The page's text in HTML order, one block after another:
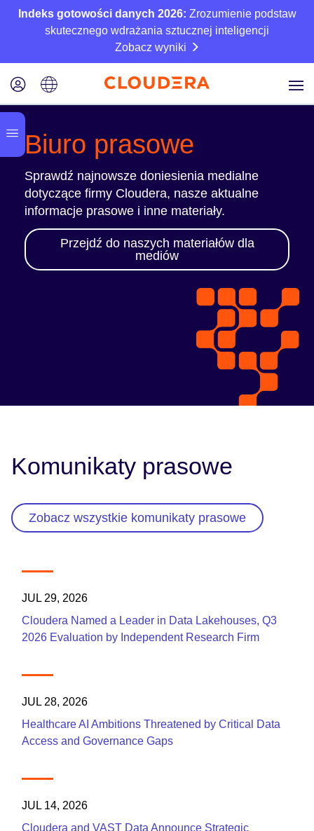
Indeks gotowości danych 2026: Zrozumienie podstaw
skutecznego wdrażania sztucznej inteligencji
Zobacz wyniki
Biuro prasowe
Sprawdź najnowsze doniesienia medialne
dotyczące firmy Cloudera, nasze aktualne
informacje prasowe i inne materiały.
Przejdź do naszych materiałów dla
mediów
Komunikaty prasowe
Zobacz wszystkie komunikaty prasowe
JUL 29, 2026
Cloudera Named a Leader in Data Lakehouses, Q3
2026 Evaluation by Independent Research Firm
JUL 28, 2026
Healthcare AI Ambitions Threatened by Critical Data
Access and Governance Gaps
JUL 14, 2026
Cloudera and VAST Data Announce Strategic